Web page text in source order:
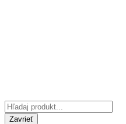
Zavrieť